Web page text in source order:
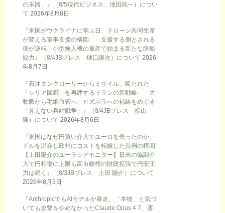
の末路」』（8/5現代ビジネス 池田純一）につい
て 2026年8月8日
『米国がウクライナに学ぶ日、ドローン共同生産
が変える軍事支援の構図 支援する側とされる
側が逆転、小型無人機の量産で始まる新たな防衛
協力』（8/4JBプレス 樋口譲次）について 2026
年8月7日
『石油タンクローリーからミサイル、断たれた
「シリア回廊」を再建するイランの新戦略 大
動脈から毛細血管へ、ヒズボラへの補給をめぐる
「見えない兵站戦争」』（8/4JBプレス 福山
隆）について 2026年8月6日
『米国はなぜ円買い介入でユーロを売ったのか、
ドルを温存し欧州にコストを転嫁した異例の構図
【土田陽介のユーラシアモニター】日米の協調介
入で円相場に上限も高市政権の財政拡張で円安圧
力は続く』（8/3JBプレス 土田 陽介）について
2026年8月5日
『AnthropicでもAIモデルが暴走、「本物」と気づ
いても攻撃をやめなかったClaude Opus 4.7、露